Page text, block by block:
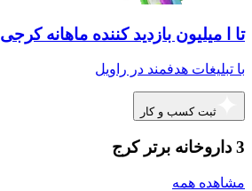
تا ا میلیون بازدید کننده ماهانه کرجی
با تبلیغات هدفمند در راویل
ثبت کسب و کار
3 داروخانه برتر کرج
مشاهده همه